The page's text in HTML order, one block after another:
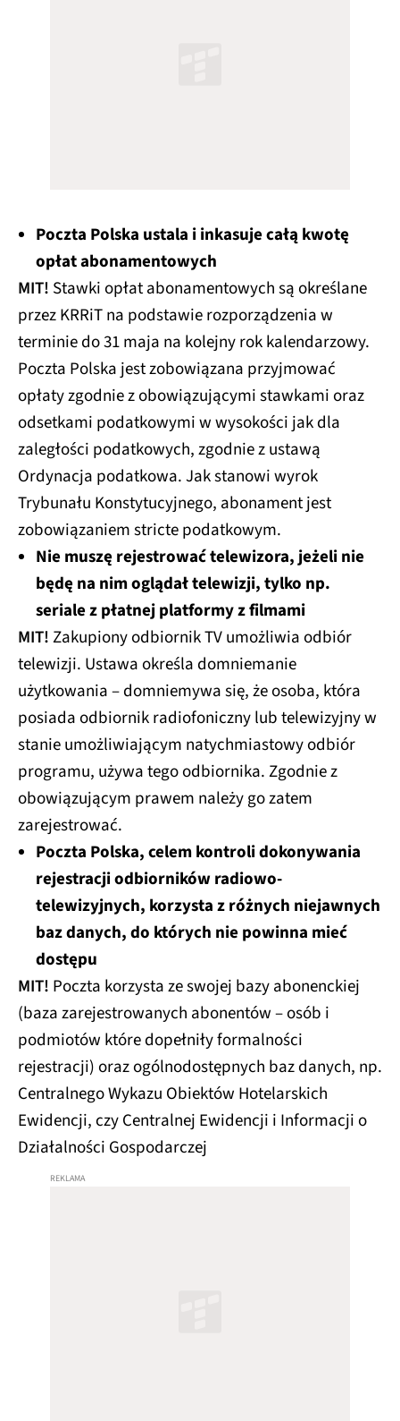
Poczta Polska ustala i inkasuje całą kwotę
opłat abonamentowych
MIT! Stawki opłat abonamentowych są określane
przez KRRiT na podstawie rozporządzenia w
terminie do 31 maja na kolejny rok kalendarzowy.
Poczta Polska jest zobowiązana przyjmować
opłaty zgodnie z obowiązującymi stawkami oraz
odsetkami podatkowymi w wysokości jak dla
zaległości podatkowych, zgodnie z ustawą
Ordynacja podatkowa. Jak stanowi wyrok
Trybunału Konstytucyjnego, abonament jest
zobowiązaniem stricte podatkowym.
Nie muszę rejestrować telewizora, jeżeli nie
będę na nim oglądał telewizji, tylko np.
seriale z płatnej platformy z filmami
MIT!Zakupiony odbiornik TV umożliwia odbiór
telewizji. Ustawa określa domniemanie
użytkowania – domniemywa się, że osoba, która
posiada odbiornik radiofoniczny lub telewizyjny w
stanie umożliwiającym natychmiastowy odbiór
programu, używa tego odbiornika. Zgodnie z
obowiązującym prawem należy go zatem
zarejestrować.
Poczta Polska, celem kontroli dokonywania
rejestracji odbiorników radiowo-
telewizyjnych, korzysta z różnych niejawnych
baz danych, do których nie powinna mieć
dostępu
MIT! Poczta korzysta ze swojej bazy abonenckiej
(baza zarejestrowanych abonentów – osób i
podmiotów które dopełniły formalności
rejestracji) oraz ogólnodostępnych baz danych, np.
Centralnego Wykazu Obiektów Hotelarskich
Ewidencji, czy Centralnej Ewidencji i Informacji o
Działalności Gospodarczej